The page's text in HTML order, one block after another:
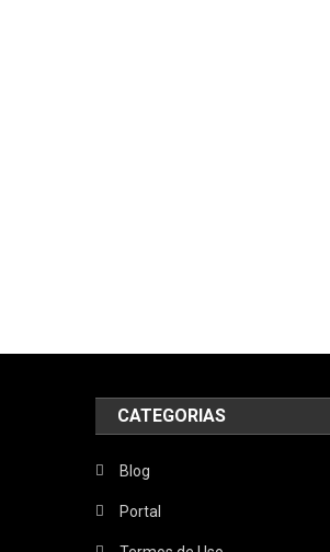
CATEGORIAS
Blog
Portal